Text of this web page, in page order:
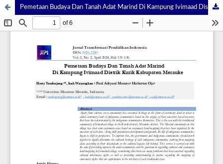
Pemetaan Budaya Dan Tanah Adat Marind Di Kampung Ivimaad Distrik Kurik Kabupaten Merauke